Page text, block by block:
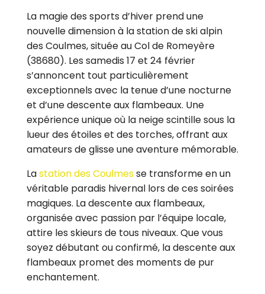
La magie des sports d’hiver prend une
nouvelle dimension à la station de ski alpin
des Coulmes, située au Col de Romeyère
(38680). Les samedis 17 et 24 février
s’annoncent tout particulièrement
exceptionnels avec la tenue d’une nocturne
et d’une descente aux flambeaux. Une
expérience unique où la neige scintille sous la
lueur des étoiles et des torches, offrant aux
amateurs de glisse une aventure mémorable.
Lastation des Coulmesse transforme en un
véritable paradis hivernal lors de ces soirées
magiques. La descente aux flambeaux,
organisée avec passion par l’équipe locale,
attire les skieurs de tous niveaux. Que vous
soyez débutant ou confirmé, la descente aux
flambeaux promet des moments de pur
enchantement.